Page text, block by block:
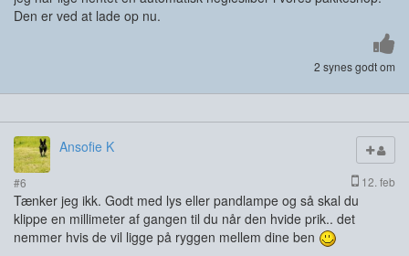
Den er ved at lade op nu.
2 synes godt om
Ansofie K
#6 12. feb
Tænker jeg ikk. Godt med lys eller pandlampe og så skal du
klippe en millimeter af gangen til du når den hvide prik.. det
nemmer hvis de vil ligge på ryggen mellem dine ben